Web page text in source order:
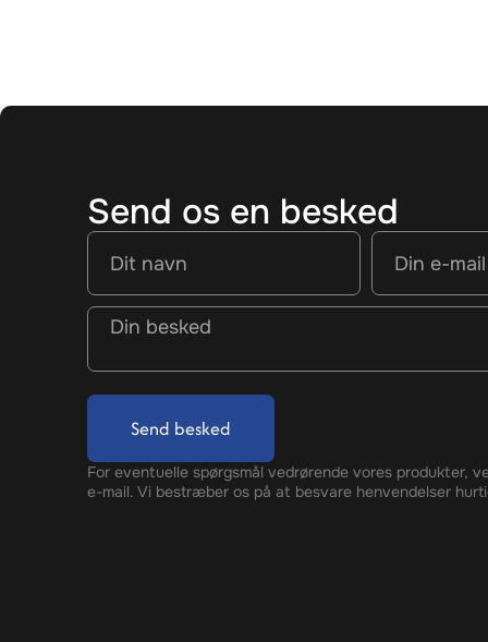
Send os en besked
Send besked
For eventuelle spørgsmål vedrørende vores produkter,
e-mail. Vi bestræber os på at besvare henvendelser